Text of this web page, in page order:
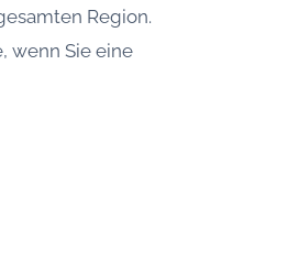
Region.
wenn Sie eine